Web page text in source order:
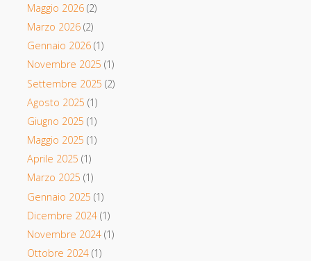
Maggio 2026(2)
Marzo 2026(2)
Gennaio 2026(1)
Novembre 2025 (1)
Settembre 2025 (2)
Agosto 2025 (1)
Giugno 2025 (1)
Maggio 2025 (1)
Aprile 2025 (1)
Marzo 2025 (1)
Gennaio 2025 (1)
Dicembre 2024(1)
Novembre 2024(1)
Ottobre 2024(1)